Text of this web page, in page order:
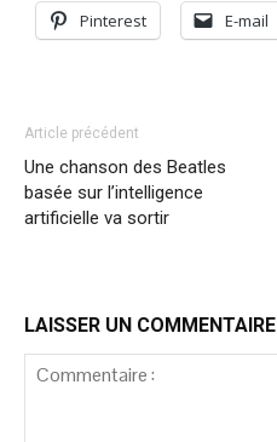
Pinterest E-mail
Article précédent
Une chanson des Beatles
basée sur l’intelligence
artificielle va sortir
LAISSER UN COMMENTAIRE